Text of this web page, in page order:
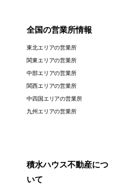
全国の営業所情報
東北エリアの営業所
関東エリアの営業所
中部エリアの営業所
関西エリアの営業所
中四国エリアの営業所
九州エリアの営業所
積水ハウス不動産につ
いて